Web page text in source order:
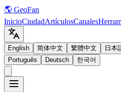
🌎 GeoFan
InicioCiudadArtículosCanales
English 简体中文 繁體中文 日本
Português
Deutsch 한국어